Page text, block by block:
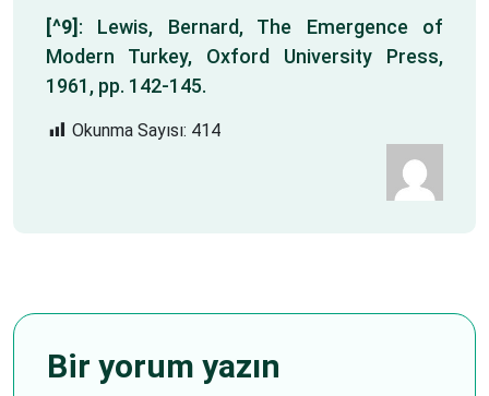
[^9] : Lewis, Bernard, The Emergence of
Modern Turkey, Oxford University Press,
1961, pp. 142-145.
Okunma Sayısı: 414
Bir yorum yazın